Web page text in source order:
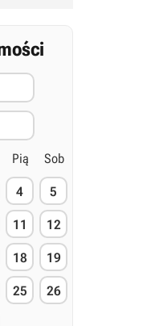
Pią Sob
4 5
11 12
18 19
25 26